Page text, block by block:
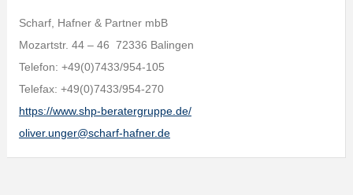
Scharf, Hafner & Partner mbB
Mozartstr. 44 – 46 72336 Balingen
Telefon: +49(0)7433/954-105
Telefax: +49(0)7433/954-270
https://www.shp-beratergruppe.de/
oliver.unger@scharf-hafner.de